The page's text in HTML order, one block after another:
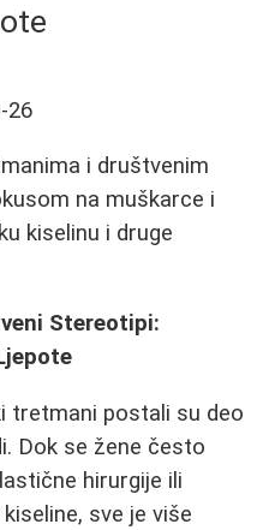
26
i društvenim
na muškarce i
kiselinu i druge
Stereotipi:
tretmani postali su deo
Dok se žene često
hirurgije ili
sve je više